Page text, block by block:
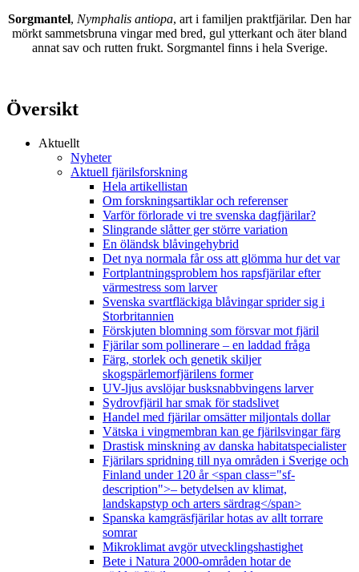
Sorgmantel, Nymphalis antiopa, art i familjen praktfjärilar. Den har
mörkt sammetsbruna vingar med bred, gul ytterkant och äter bland
annat sav och rutten frukt. Sorgmantel finns i hela Sverige.
Översikt
Aktuellt
Nyheter
Aktuell fjärilsforskning
Hela artikellistan
Om forskningsartiklar och referenser
Varför förlorade vi tre svenska dagfjärilar?
Slingrande slåtter ger större variation
En öländsk blåvingehybrid
Det nya normala får oss att glömma hur det var
Fortplantningsproblem hos rapsfjärilar efter
värmestress som larver
Svenska svartfläckiga blåvingar sprider sig i
Storbritannien
Förskjuten blomning som försvar mot fjäril
Fjärilar som pollinerare – en laddad fråga
Färg, storlek och genetik skiljer
skogspärlemorfjärilens former
UV-ljus avslöjar busksnabbvingens larver
Sydrovfjäril har smak för stadslivet
Handel med fjärilar omsätter miljontals dollar
Vätska i vingmembran kan ge fjärilsvingar färg
Drastisk minskning av danska habitatspecialister
Fjärilars spridning till nya områden i Sverige och
Finland under 120 år <span class="sf-
description">– betydelsen av klimat,
landskapstyp och arters särdrag</span>
Spanska kamgräsfjärilar hotas av allt torrare
somrar
Mikroklimat avgör utvecklingshastighet
Bete i Natura 2000-områden hotar de